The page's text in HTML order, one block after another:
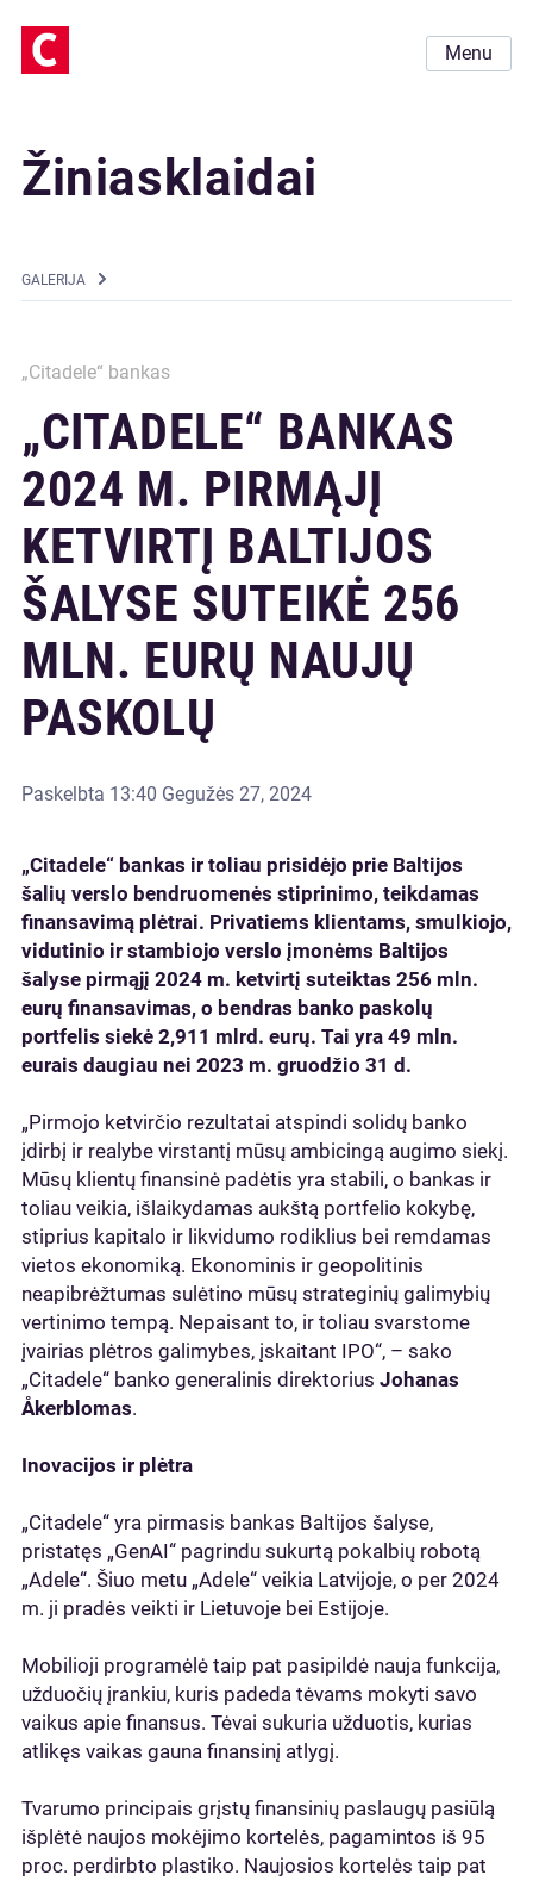
Menu
Žiniasklaidai
GALERIJA
„Citadele“ bankas
„CITADELE“ BANKAS
2024 M. PIRMĄJĮ
KETVIRTĮ BALTIJOS
ŠALYSE SUTEIKĖ 256
MLN. EURŲ NAUJŲ
PASKOLŲ
Paskelbta 13:40 Gegužės 27, 2024
„Citadele“ bankas ir toliau prisidėjo prie Baltijos
šalių verslo bendruomenės stiprinimo, teikdamas
finansavimą plėtrai. Privatiems klientams, smulkiojo,
vidutinio ir stambiojo verslo įmonėms Baltijos
šalyse pirmąjį 2024 m. ketvirtį suteiktas 256 mln.
eurų finansavimas, o bendras banko paskolų
portfelis siekė 2,911 mlrd. eurų. Tai yra 49 mln.
eurais daugiau nei 2023 m. gruodžio 31 d.
„Pirmojo ketvirčio rezultatai atspindi solidų banko
įdirbį ir realybe virstantį mūsų ambicingą augimo siekį.
Mūsų klientų finansinė padėtis yra stabili, o bankas ir
toliau veikia, išlaikydamas aukštą portfelio kokybę,
stiprius kapitalo ir likvidumo rodiklius bei remdamas
vietos ekonomiką. Ekonominis ir geopolitinis
neapibrėžtumas sulėtino mūsų strateginių galimybių
vertinimo tempą. Nepaisant to, ir toliau svarstome
įvairias plėtros galimybes, įskaitant IPO“, – sako
„Citadele“ banko generalinis direktorius Johanas
Åkerblomas.
Inovacijos ir plėtra
„Citadele“ yra pirmasis bankas Baltijos šalyse,
pristatęs „GenAI“ pagrindu sukurtą pokalbių robotą
„Adele“. Šiuo metu „Adele“ veikia Latvijoje, o per 2024
m. ji pradės veikti ir Lietuvoje bei Estijoje.
Mobilioji programėlė taip pat pasipildė nauja funkcija,
užduočių įrankiu, kuris padeda tėvams mokyti savo
vaikus apie finansus. Tėvai sukuria užduotis, kurias
atlikęs vaikas gauna finansinį atlygį.
Tvarumo principais grįstų finansinių paslaugų pasiūlą
išplėtė naujos mokėjimo kortelės, pagamintos iš 95
proc. perdirbto plastiko. Naujosios kortelės taip pat